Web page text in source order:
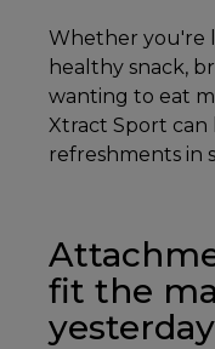
Whether you're
healthy snack,
wanting to eat
Xtract Sport
refreshments in
fit the
yesterday